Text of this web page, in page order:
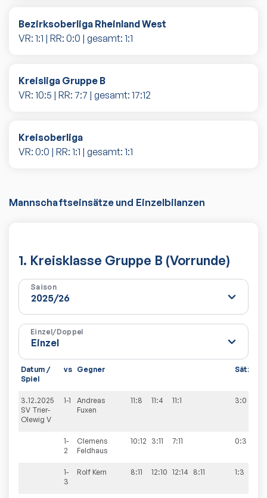
Bezirksoberliga Rheinland West
VR: 1:1 | RR: 0:0 | gesamt: 1:1
Kreisliga Gruppe B
VR: 10:5 | RR: 7:7 | gesamt: 17:12
Kreisoberliga
VR: 0:0 | RR: 1:1 | gesamt: 1:1
Mannschaftseinsätze und Einzelbilanzen
1. Kreisklasse Gruppe B (Vorrunde)
Saison
Einzel/Doppel
Datum /
Spiel
vs Gegner Sätze
3.12.2025
SV Trier-
Olewig V
1-1
Andreas
Fuxen
11:8 11:4 11:1 3:0
1-
2
Clemens
Feldhaus
10:12 3:11 7:11 0:3
1-
3
Rolf Kern 8:11 12:10 12:14 8:11 1:3